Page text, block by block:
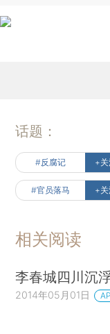
话题：
#反腐记 +关
#官员落马 +关
相关阅读
李春城四川沉
2014年05月01日